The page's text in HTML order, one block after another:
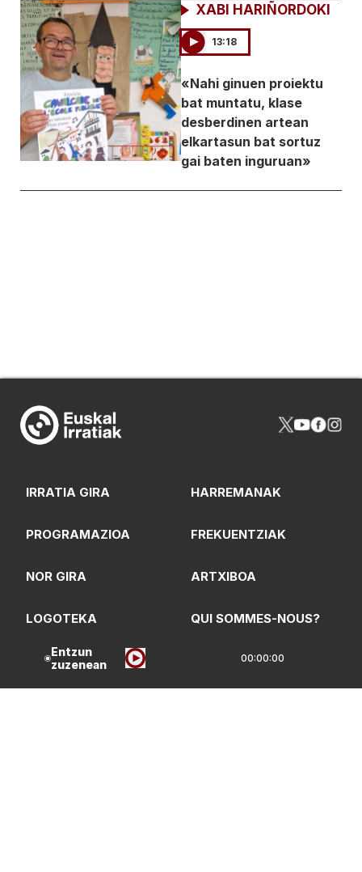
Entzun
zuzenean
00:00:00
XABI HARIÑORDOKI
13:18
«Nahi ginuen proiektu
bat muntatu, klase
desberdinen artean
elkartasun bat sortuz
gai baten inguruan»
IRRATIA GIRA HARREMANAK
PROGRAMAZIOA FREKUENTZIAK
NOR GIRA ARTXIBOA
LOGOTEKA QUI SOMMES-NOUS?
Lege Oharrak
Pribatasun Politika